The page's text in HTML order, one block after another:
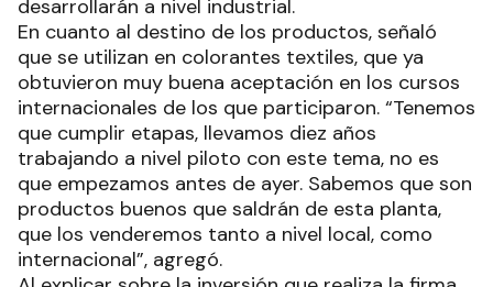
desarrollarán a nivel industrial.
En cuanto al destino de los productos, señaló
que se utilizan en colorantes textiles, que ya
obtuvieron muy buena aceptación en los cursos
internacionales de los que participaron. “Tenemos
que cumplir etapas, llevamos diez años
trabajando a nivel piloto con este tema, no es
que empezamos antes de ayer. Sabemos que son
productos buenos que saldrán de esta planta,
que los venderemos tanto a nivel local, como
internacional”, agregó.